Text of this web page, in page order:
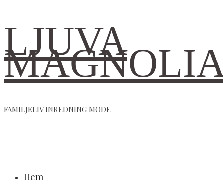
LJUVA
FAMILJELIV INREDNING MODE
Hem